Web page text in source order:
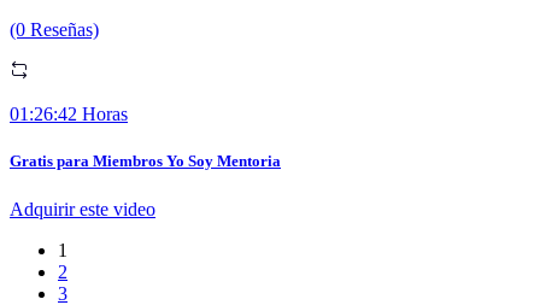
(0 Reseñas)
01:26:42 Horas
Gratis para Miembros Yo Soy Mentoria
Adquirir este video
1
2
3